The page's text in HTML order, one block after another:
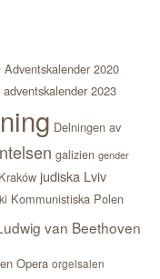
Adventskalender 2020
adventskalender 2023
Delningen av
galizien gender
judiska Lviv
Kommunistiska Polen
van Beethoven
Opera orgelsalen